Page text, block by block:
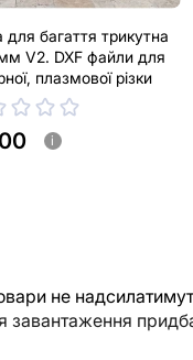
багаття трикутна
V2. DXF файли для
плазмової різки
i
не
завантаження